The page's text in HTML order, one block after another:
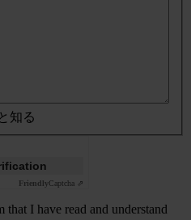
知る
FriendlyCaptcha ⇗
I have read and understand